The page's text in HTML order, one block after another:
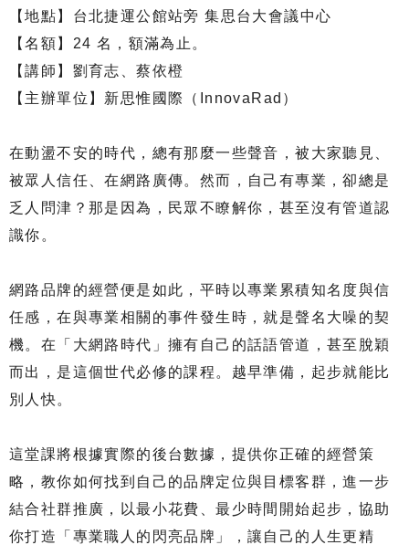
【地點】台北捷運公館站旁 集思台大會議中心
【名額】24 名，額滿為止。
【講師】劉育志、蔡依橙
【主辦單位】新思惟國際（InnovaRad）
在動盪不安的時代，總有那麼一些聲音，被大家聽見、
被眾人信任、在網路廣傳。然而，自己有專業，卻總是
乏人問津？那是因為，民眾不瞭解你，甚至沒有管道認
識你。
網路品牌的經營便是如此，平時以專業累積知名度與信
任感，在與專業相關的事件發生時，就是聲名大噪的契
機。在「大網路時代」擁有自己的話語管道，甚至脫穎
而出，是這個世代必修的課程。越早準備，起步就能比
別人快。
這堂課將根據實際的後台數據，提供你正確的經營策
略，教你如何找到自己的品牌定位與目標客群，進一步
結合社群推廣，以最小花費、最少時間開始起步，協助
你打造「專業職人的閃亮品牌」，讓自己的人生更精